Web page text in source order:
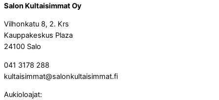
Salon Kultaisimmat Oy
Vilhonkatu 8, 2. Krs
Kauppakeskus Plaza
24100 Salo
041 3178 288
kultaisimmat@salonkultaisimmat.fi
Aukioloajat: